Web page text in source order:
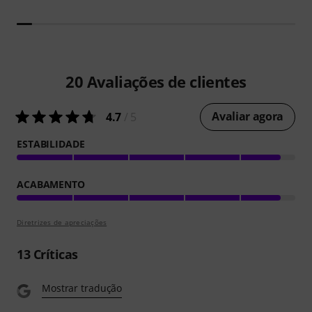
20 Avaliações de clientes
4.7 Avaliar agora
ESTABILIDADE
ACABAMENTO
Diretrizes de apreciações
13Críticas
Mostrar tradução